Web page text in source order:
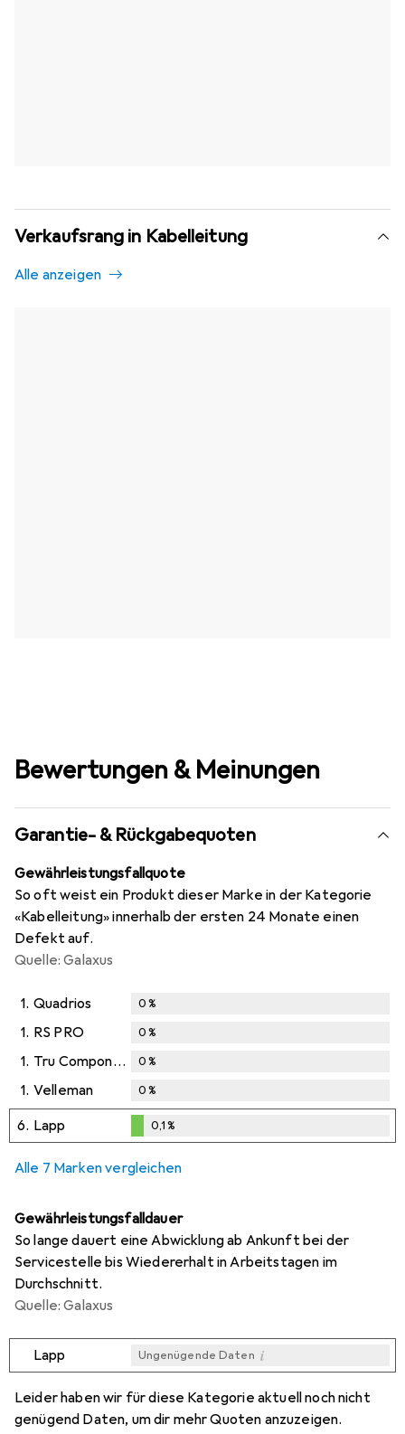
Verkaufsrang in Kabelleitung
Alle anzeigen
Bewertungen & Meinungen
Garantie- & Rückgabequoten
Gewährleistungsfallquote
So oft weist ein Produkt dieser Marke in der Kategorie
«Kabelleitung» innerhalb der ersten 24 Monate einen
Defekt auf.
Quelle: Galaxus
1. Quadrios 0%
1. RS PRO 0%
1. Tru Components 0%
1. Velleman 0%
6. Lapp
0,1%
0,1%
Alle 7 Marken vergleichen
Gewährleistungsfalldauer
So lange dauert eine Abwicklung ab Ankunft bei der
Servicestelle bis Wiedererhalt in Arbeitstagen im
Durchschnitt.
Quelle: Galaxus
Lapp Ungenügende Daten i
Leider haben wir für diese Kategorie aktuell noch nicht
genügend Daten, um dir mehr Quoten anzuzeigen.